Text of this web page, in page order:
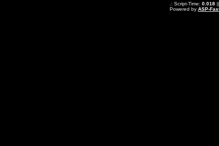
.: Script-Time: 0.018||
Powered by ASP-